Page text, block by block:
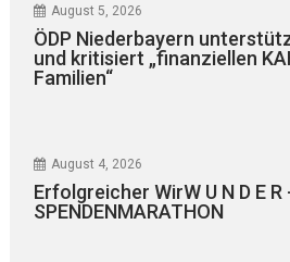
August 5, 2026
ÖDP Niederbayern
und kritisiert „finanziellen
Familien“
August 4, 2026
Erfolgreicher WirW U N D E R
SPENDENMARATHON